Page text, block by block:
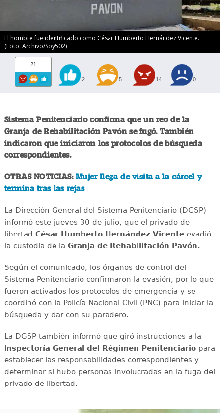
El hombre fue identificado como César Humberto Hernández Vicente.
(Foto: Archivo/Soy502)
21
2 5 14 0
Sistema Penitenciario confirma que un reo de la
Granja de Rehabilitación Pavón se fugó. También
indicaron que iniciaron los protocolos de búsqueda
correspondientes.
OTRAS NOTICIAS: Mujer llega de visita a la cárcel y
termina tras las rejas
La Dirección General del Sistema Penitenciario (DGSP)
informó este jueves 30 de julio, que el privado de
libertad César Humberto Hernández Vicenteevadió
la custodia de la Granja de Rehabilitación Pavón.
Según el comunicado, los órganos de control del
Sistema Penitenciario confirmaron la evasión, por lo que
fueron activados los protocolos de emergencia y se
coordinó con la Policía Nacional Civil (PNC) para iniciar la
búsqueda y dar con su paradero.
La DGSP también informó que giró instrucciones a la
Inspectoría General del Régimen Penitenciariopara
establecer las responsabilidades correspondientes y
determinar si hubo personas involucradas en la fuga del
privado de libertad.